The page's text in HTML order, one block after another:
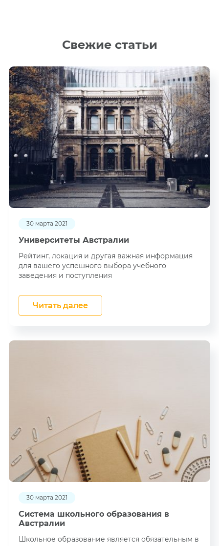
Свежие статьи
30 марта 2021
Университеты Австралии
Рейтинг, локация и другая важная информация
для вашего успешного выбора учебного
заведения и поступления
Читать далее
30 марта 2021
Система школьного образования в
Австралии
Школьное образование является обязательным в